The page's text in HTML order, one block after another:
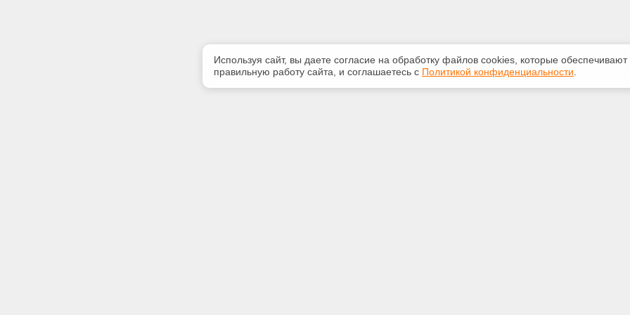
Используя сайт, вы даете согласие на обработку файлов сооkiеs, которые обеспечивают
правильную работу сайта, и соглашаетесь с Политикой конфиденциальности